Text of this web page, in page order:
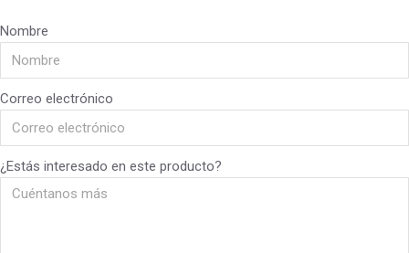
Nombre
Correo electrónico
¿Estás interesado en este producto?